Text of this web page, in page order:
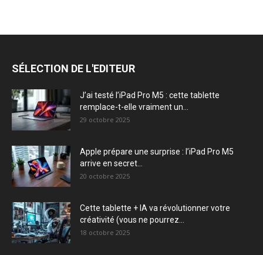
SÉLECTION DE L'EDITEUR
J’ai testé l’iPad Pro M5 : cette tablette
remplace-t-elle vraiment un...
29 octobre 2025
Apple prépare une surprise : l’iPad Pro M5
arrive en secret...
20 octobre 2025
Cette tablette + IA va révolutionner votre
créativité (vous ne pourrez...
18 octobre 2025